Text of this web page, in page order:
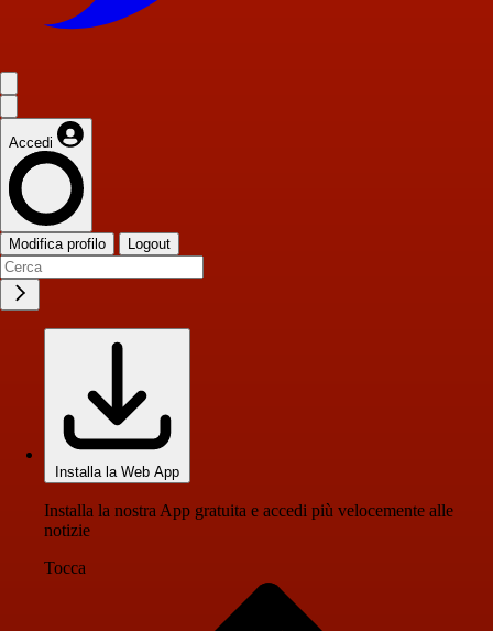
Accedi
Modifica profilo Logout
Installa la Web App
Installa la nostra App gratuita e accedi più velocemente alle
notizie
Tocca